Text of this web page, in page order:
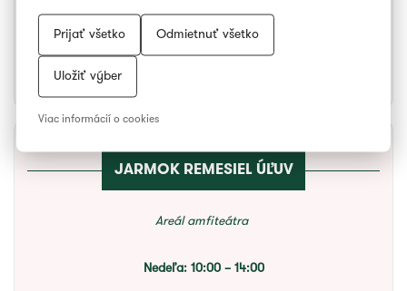
Tvorivé dielne tradičných remesiel pre návštevníkov festivalu.
Príďte si vytvoriť niečo pekné z prírodných pletív (slama,
šúpolie, pálka), vytočiť si vlastnú mištičku či vytvoriť šperk
technikou vybíjania mosadzným plechom.
JARMOK REMESIEL ÚĽUV
Areál amfiteátra
Nedeľa: 10:00 – 14:00
Prijať všetko Odmietnuť všetko
Uložiť výber
Viac informácií o cookies